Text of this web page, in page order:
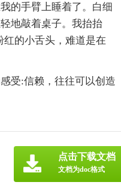
的手臂上睡着了。白细
地敲着桌子。我抬抬
的小舌头，难道是在
受:信赖，往往可以创造
点击下载文档
文档为doc格式